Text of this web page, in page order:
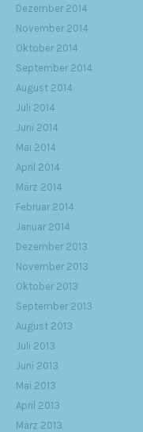
Dezember 2014
November 2014
Oktober 2014
September 2014
August 2014
Juli 2014
Juni 2014
Mai 2014
April 2014
März 2014
Februar 2014
Januar 2014
Dezember 2013
November 2013
Oktober 2013
September 2013
August 2013
Juli 2013
Juni 2013
Mai 2013
April 2013
März 2013